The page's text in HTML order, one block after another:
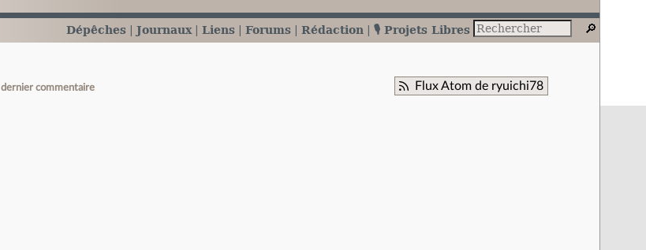
Dépêches Journaux Liens Forums Rédaction 🎙️ Projets Libres
Flux Atom de ryuichi78
dernier commentaire